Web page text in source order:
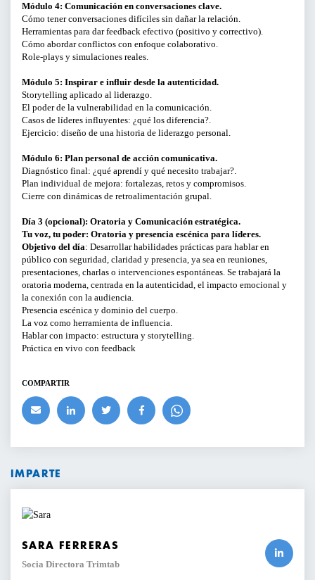
Módulo 4: Comunicación en conversaciones clave.
Cómo tener conversaciones difíciles sin dañar la relación.
Herramientas para dar feedback efectivo (positivo y correctivo).
Cómo abordar conflictos con enfoque colaborativo.
Role-plays y simulaciones reales.
Módulo 5: Inspirar e influir desde la autenticidad.
Storytelling aplicado al liderazgo.
El poder de la vulnerabilidad en la comunicación.
Casos de líderes influyentes: ¿qué los diferencia?.
Ejercicio: diseño de una historia de liderazgo personal.
Módulo 6: Plan personal de acción comunicativa.
Diagnóstico final: ¿qué aprendí y qué necesito trabajar?.
Plan individual de mejora: fortalezas, retos y compromisos.
Cierre con dinámicas de retroalimentación grupal.
Día 3 (opcional): Oratoria y Comunicación estratégica.
Tu voz, tu poder: Oratoria y presencia escénica para líderes.
Objetivo del día: Desarrollar habilidades prácticas para hablar en
público con seguridad, claridad y presencia, ya sea en reuniones,
presentaciones, charlas o intervenciones espontáneas. Se trabajará la
oratoria moderna, centrada en la autenticidad, el impacto emocional y
la conexión con la audiencia.
Presencia escénica y dominio del cuerpo.
La voz como herramienta de influencia.
Hablar con impacto: estructura y storytelling.
Práctica en vivo con feedback
COMPARTIR
IMPARTE
SARA FERRERAS
Socia Directora Trimtab